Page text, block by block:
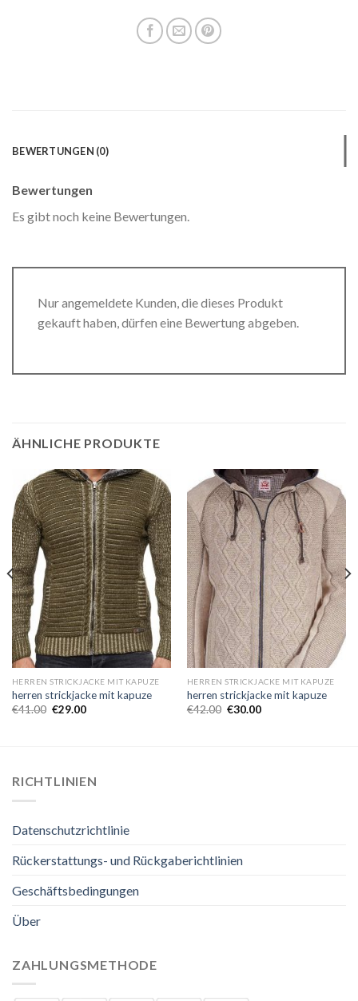
BEWERTUNGEN (0)
Bewertungen
Es gibt noch keine Bewertungen.
Nur angemeldete Kunden, die dieses Produkt
gekauft haben, dürfen eine Bewertung abgeben.
ÄHNLICHE PRODUKTE
HERREN STRICKJACKE MIT KAPUZE
herren strickjacke mit kapuze
€41.00 €29.00
HERREN STRICKJACKE MIT KAPUZE
herren strickjacke mit kapuze
€42.00 €30.00
RICHTLINIEN
Datenschutzrichtlinie
Rückerstattungs- und Rückgaberichtlinien
Geschäftsbedingungen
Über
ZAHLUNGSMETHODE